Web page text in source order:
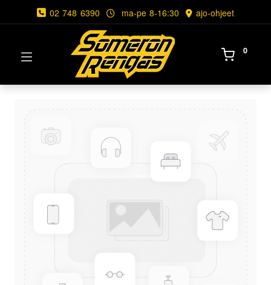
02 748 6390 ma-pe 8-16:30 ajo-ohjeet
0